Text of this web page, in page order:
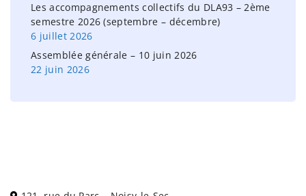
Les accompagnements collectifs du DLA93 – 2ème
semestre 2026 (septembre – décembre)
6 juillet 2026
Assemblée générale – 10 juin 2026
22 juin 2026